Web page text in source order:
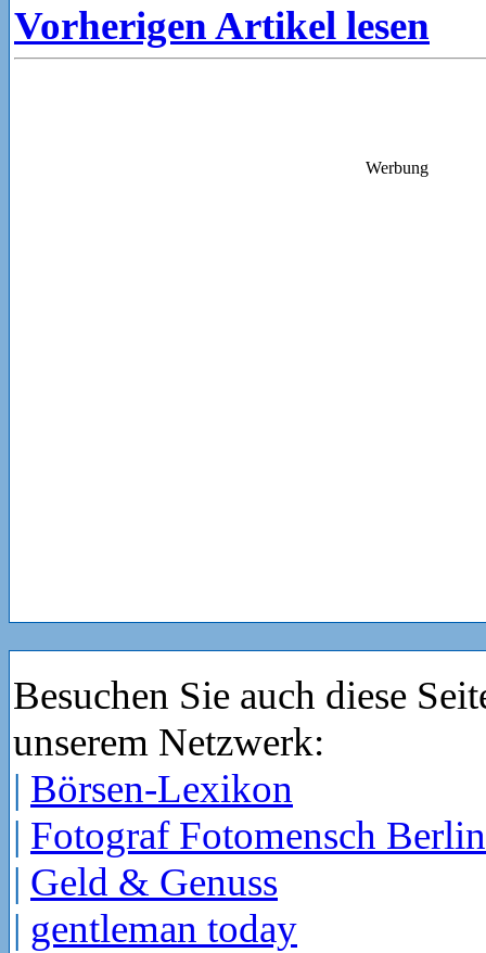
Vorherigen Artikel lesen
Werbung
Besuchen Sie auch diese
unserem Netzwerk:
| Börsen-Lexikon
| Fotograf Fotomensch Berlin
| Geld & Genuss
| gentleman today